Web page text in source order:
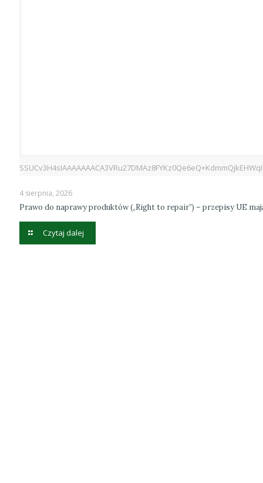
4 sierpnia, 2026
Prawo do naprawy produktów („Right to repair”) – przepisy UE
Czytaj dalej